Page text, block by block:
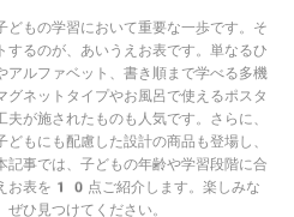
もの学習において重要な一歩です。そ
するのが、あいうえお表です。単なるひ
アルファベット、書き順まで学べる多機
ネットタイプやお風呂で使えるポスタ
が施されたものも人気です。さらに、
もにも配慮した設計の商品も登場し、
事では、子どもの年齢や学習段階に合
お表を10点ご紹介します。楽しみな
ひ見つけてください。